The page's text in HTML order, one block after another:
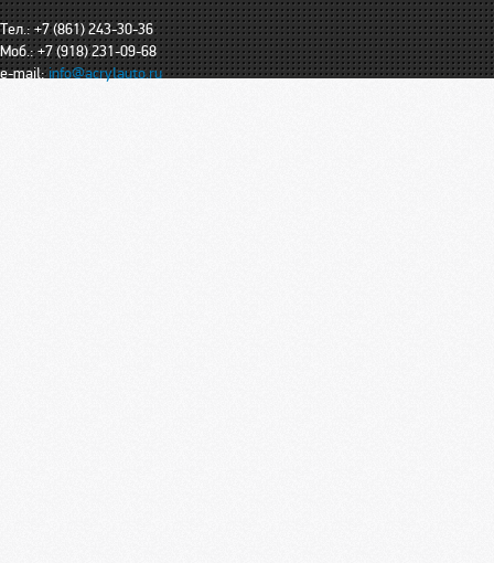
Тел.: +7 (861) 243-30-36
Моб.: +7 (918) 231-09-68
e-mail:info@acrylauto.ru